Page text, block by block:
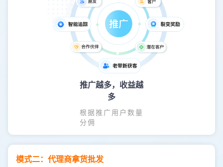
推广越多，收益越
多
根据推广用户数量
分佣
模式二：代理商拿货批发